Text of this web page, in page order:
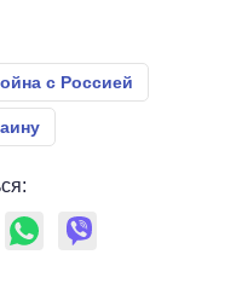
с Россией